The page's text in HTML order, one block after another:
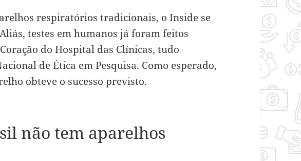
respiratórios tradicionais, o Inside se
testes em humanos já foram feitos
do Hospital das Clínicas, tudo
de Ética em Pesquisa. Como esperado,
obteve o sucesso previsto.
não tem aparelhos